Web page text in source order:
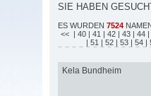
SIE HABEN
ES WURDEN 7524
<< | 40 | 41 | 42 | 43 | 44
| 51 | 52 | 53 | 54 |
Kela Bundheim